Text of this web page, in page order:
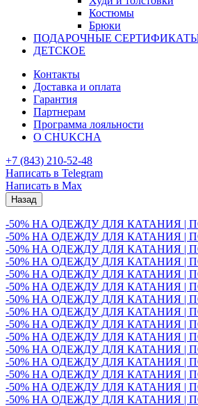
Костюмы
Брюки
ПОДАРОЧНЫЕ
ДЕТСКОЕ
Контакты
Доставка и оплата
Гарантия
Партнерам
Программа лояльности
О CHUKCHA
+7 (843) 210-52-48
Написать в Telegram
Написать в Max
Назад
-50% НА ОДЕЖДУ ДЛЯ КАТАНИЯ |
-50% НА ОДЕЖДУ ДЛЯ КАТАНИЯ |
-50% НА ОДЕЖДУ ДЛЯ КАТАНИЯ |
-50% НА ОДЕЖДУ ДЛЯ КАТАНИЯ |
-50% НА ОДЕЖДУ ДЛЯ КАТАНИЯ |
-50% НА ОДЕЖДУ ДЛЯ КАТАНИЯ |
-50% НА ОДЕЖДУ ДЛЯ КАТАНИЯ |
-50% НА ОДЕЖДУ ДЛЯ КАТАНИЯ |
-50% НА ОДЕЖДУ ДЛЯ КАТАНИЯ |
-50% НА ОДЕЖДУ ДЛЯ КАТАНИЯ |
-50% НА ОДЕЖДУ ДЛЯ КАТАНИЯ |
-50% НА ОДЕЖДУ ДЛЯ КАТАНИЯ |
-50% НА ОДЕЖДУ ДЛЯ КАТАНИЯ |
-50% НА ОДЕЖДУ ДЛЯ КАТАНИЯ |
-50% НА ОДЕЖДУ ДЛЯ КАТАНИЯ |